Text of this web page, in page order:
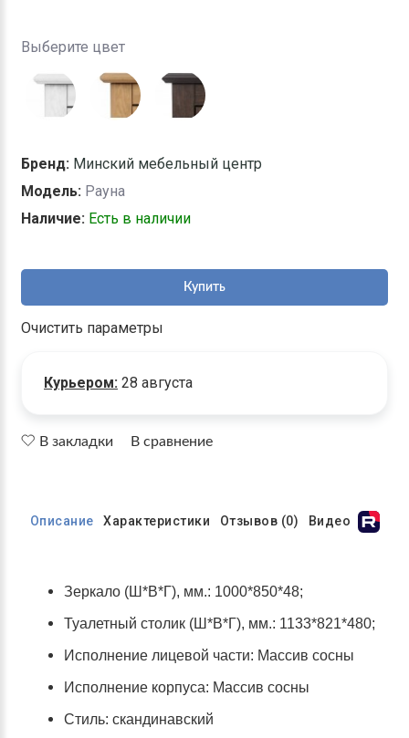
Выберите цвет
Бренд: Минский мебельный центр
Модель: Рауна
Наличие: Есть в наличии
Купить
Очистить параметры
Курьером: 28 августа
В закладки В сравнение
Описание Характеристики Отзывов (0) Видео
Зеркало (Ш*В*Г), мм.: 1000*850*48;
Туалетный столик (Ш*В*Г), мм.: 1133*821*480;
Исполнение лицевой части: Массив сосны
Исполнение корпуса: Массив сосны
Стиль: скандинавский